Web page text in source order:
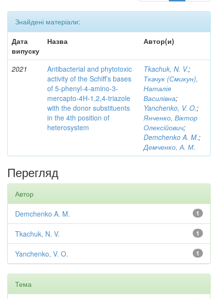
Знайдені матеріали:
Дата
випуску
Назва Автор(и)
2021
Antibacterial and phytotoxic
activity of the Schiff’s bases
of 5-phenyl-4-amino-3-
mercapto-4H-1,2,4-triazole
with the donor substituents
in the 4th position of
heterosystem
Tkachuk, N. V.;
Ткачук (Смикун),
Наталія
Василівна;
Yanchenko, V. O.;
Янченко, Віктор
Олексійович;
Demchenko A. M.;
Демченко, А. М.
Перегляд
Автор
1
Demchenko A. M.
1
Tkachuk, N. V.
1
Yanchenko, V. O.
Тема